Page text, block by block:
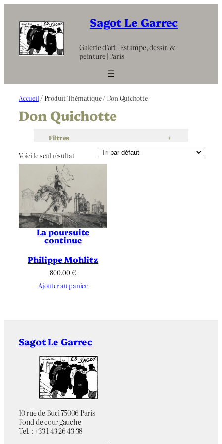
contenu
Sagot Le Garrec
Galerie d’art | Estampe, dessin &
peinture | Paris
Accueil / Produit Thématique / Don Quichotte
Don Quichotte
Filtres +
Voici le seul résultat
La poursuite
continue
Philippe Mohlitz
800.00€
Ajouter au panier
Sagot Le Garrec
10 rue de Buci 75006 Paris
Fond de cour gauche
Tel. : +33 1 43 26 43 38